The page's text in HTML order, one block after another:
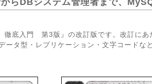
底入門 第3版』の改訂版です。改訂にあ
タ型・レプリケーション・文字コードな